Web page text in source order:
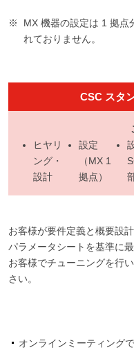
MX 機器の設定は 1 拠点
れておりません。
CSC スタ
ヒヤリ
ング・
設計
設定
（MX 1
拠点）
お客様が要件定義と概要設
パラメータシートを基準に
お客様でチューニングを行
さい。
オンラインミーティング